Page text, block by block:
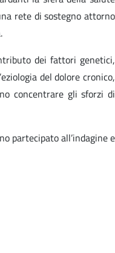
rete di sostegno attorno
dei fattori genetici,
del dolore cronico,
concentrare gli sforzi di
partecipato all’indagine e